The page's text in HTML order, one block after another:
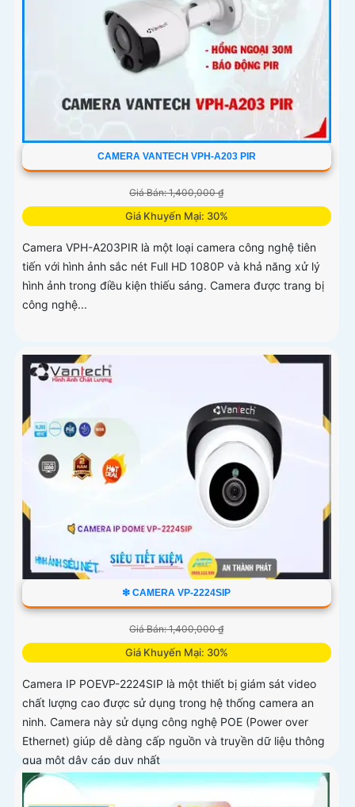
CAMERA VANTECH VPH-A203 PIR
Giá Bán: 1,400,000 ₫
Giá Khuyến Mại: 30%
Camera VPH-A203PIR là một loại camera công nghệ tiên
tiến với hình ảnh sắc nét Full HD 1080P và khả năng xử lý
hình ảnh trong điều kiện thiếu sáng. Camera được trang bị
công nghệ...
❇ CAMERA VP-2224SIP
Giá Bán: 1,400,000 ₫
Giá Khuyến Mại: 30%
Camera IP POEVP-2224SIP là một thiết bị giám sát video
chất lượng cao được sử dụng trong hệ thống camera an
ninh. Camera này sử dụng công nghệ POE (Power over
Ethernet) giúp dễ dàng cấp nguồn và truyền dữ liệu thông
qua một dây cáp duy nhất